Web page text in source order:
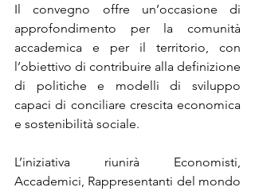
Il convegno offre un’occasione di
approfondimento per la comunità
accademica e per il territorio, con
l’obiettivo di contribuire alla definizione
di politiche e modelli di sviluppo
capaci di conciliare crescita economica
e sostenibilità sociale.
L’iniziativa riunirà Economisti,
Accademici, Rappresentanti del mondo